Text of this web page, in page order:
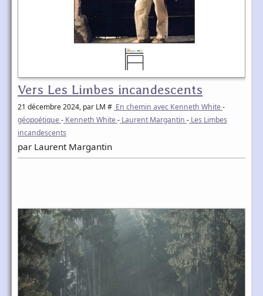
Vers Les Limbes incandescents
21 décembre 2024, par LM # En chemin avec Kenneth White-
géopoétique- Kenneth White- Laurent Margantin - Les Limbes
incandescents
par Laurent Margantin